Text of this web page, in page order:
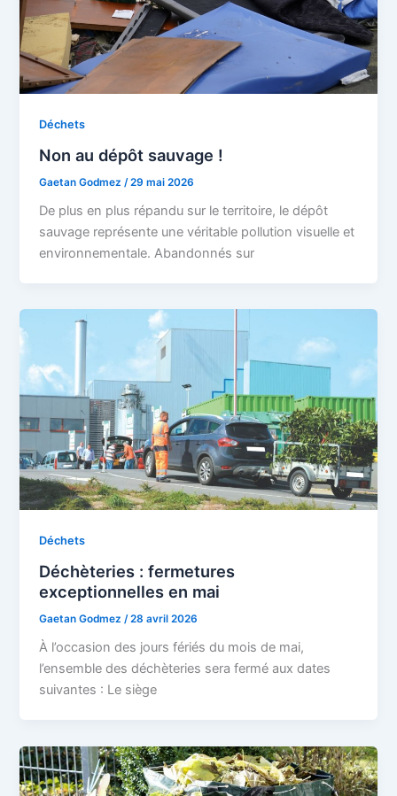
Déchets
Non au dépôt sauvage !
Gaetan Godmez /29 mai 2026
De plus en plus répandu sur le territoire, le dépôt
sauvage représente une véritable pollution visuelle et
environnementale. Abandonnés sur
Déchets
Déchèteries : fermetures
exceptionnelles en mai
Gaetan Godmez /28 avril 2026
À l’occasion des jours fériés du mois de mai,
l’ensemble des déchèteries sera fermé aux dates
suivantes : Le siège